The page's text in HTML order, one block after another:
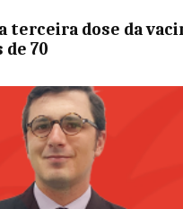
terceira dose da
de 70